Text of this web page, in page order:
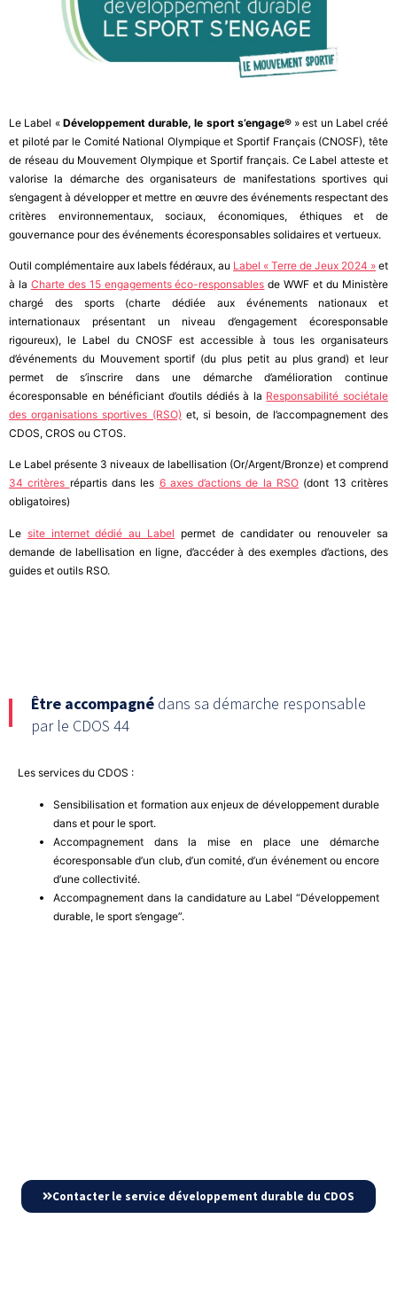
Le Label « Développement durable, le sport s’engage® » est un Label créé
et piloté par le Comité National Olympique et Sportif Français (CNOSF), tête
de réseau du Mouvement Olympique et Sportif français. Ce Label atteste et
valorise la démarche des organisateurs de manifestations sportives qui
s’engagent à développer et mettre en œuvre des événements respectant des
critères environnementaux, sociaux, économiques, éthiques et de
gouvernance pour des événements écoresponsables solidaires et vertueux.
Outil complémentaire aux labels fédéraux, au Label « Terre de Jeux 2024 » et
à la Charte des 15 engagements éco-responsables de WWF et du Ministère
chargé des sports (charte dédiée aux événements nationaux et
internationaux présentant un niveau d’engagement écoresponsable
rigoureux), le Label du CNOSF est accessible à tous les organisateurs
d’événements du Mouvement sportif (du plus petit au plus grand) et leur
permet de s’inscrire dans une démarche d’amélioration continue
écoresponsable en bénéficiant d’outils dédiés à la Responsabilité sociétale
des organisations sportives (RSO) et, si besoin, de l’accompagnement des
CDOS, CROS ou CTOS.
Le Label présente 3 niveaux de labellisation (Or/Argent/Bronze) et comprend
34 critères répartis dans les 6 axes d’actions de la RSO (dont 13 critères
obligatoires)
Le site internet dédié au Label permet de candidater ou renouveler sa
demande de labellisation en ligne, d’accéder à des exemples d’actions, des
guides et outils RSO.
Être accompagné dans sa démarche responsable
par le CDOS 44
Les services du CDOS :
Sensibilisation et formation aux enjeux de développement durable
dans et pour le sport.
Accompagnement dans la mise en place une démarche
écoresponsable d’un club, d’un comité, d’un événement ou encore
d’une collectivité.
Accompagnement dans la candidature au Label “Développement
durable, le sport s’engage”.
Contacter le service développement durable du CDOS